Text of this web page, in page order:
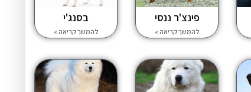
פינצ'ר ננסי
להמשך קריאה »
בסנג'י
להמשך קריאה »